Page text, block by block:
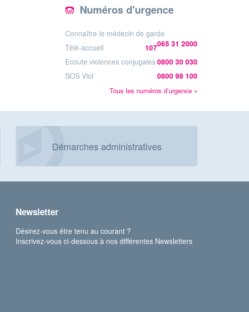
Numéros d'urgence
Connaître le médecin de garde
065 31 2000
Télé-accueil
107
Ecoute violences conjugales0800 30 030
SOS Viol
0800 98 100
Tous les numéros d’urgence »
Démarches administratives
Newsletter
Désirez-vous être tenu au courant ?
Inscrivez-vous ci-dessous à nos différentes Newsletters